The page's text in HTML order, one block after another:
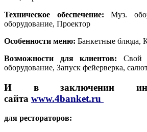
Техническое обеспечение: Муз.
оборудование, Проектор
Особенности меню: Банкетные блюда,
Возможности для клиентов: Свой
оборудование, Запуск фейерверка,
И в заключении
сайта www.4banket.ru
для рестораторов: